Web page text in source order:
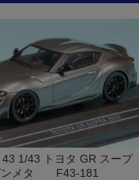
43 1/43 トヨタ GR スープ
ンメタ F43-181